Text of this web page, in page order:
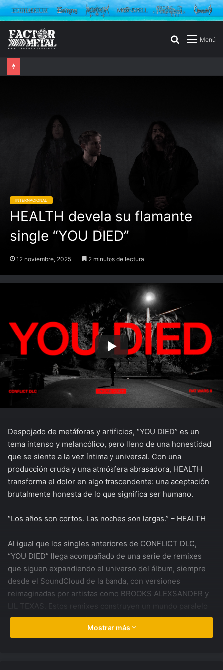
Menú
Buscar
INTERNACIONAL
HEALTH devela su flamante
single “YOU DIED”
12 noviembre, 2025 2 minutos de lectura
Despojado de metáforas y artificios, “YOU DIED” es un
tema intenso y melancólico, pero lleno de una honestidad
que se siente a la vez íntima y universal. Con una
producción cruda y una atmósfera abrasadora, HEALTH
transforma el dolor en algo trascendente: una aceptación
brutalmente honesta de lo que significa ser humano.
“Los años son cortos. Las noches son largas.” – HEALTH
Al igual que los singles anteriores de CONFLICT DLC,
“YOU DIED” llega acompañado de una serie de remixes
que siguen expandiendo el universo del álbum, siempre
desde el SoundCloud de la banda, con versiones
reimaginadas por artistas como BROOKS ALEXSANDER y
LIL TEXAS. Estos remixes construyen un mundo paralelo
alrededor del álbum, donde el brutalismo y la sensibilidad
clubber de HEALTH entran en colisión.
Mostrar más